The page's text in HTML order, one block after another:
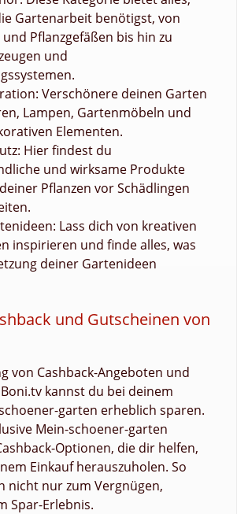
Gartenarbeit benötigst, von
Pflanzgefäßen bis hin zu
und
Verschönere deinen Garten
Lampen, Gartenmöbeln und
Elementen.
Hier findest du
und wirksame Produkte
Pflanzen vor Schädlingen
Lass dich von kreativen
inspirieren und finde alles, was
deiner Gartenideen
und Gutscheinen von
von Cashback-Angeboten und
kannst du bei deinem
garten erheblich sparen.
Mein-schoener-garten
Optionen, die dir helfen,
Einkauf herauszuholen. So
nicht nur zum Vergnügen,
Spar-Erlebnis.